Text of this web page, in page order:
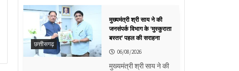
छत्तीसगढ़
मुख्यमंत्री श्री साय ने की
जनसंपर्क विभाग के ‘मुस्कुराता
बस्तर’ पहल की सराहना
06/08/2026
मुख्यमंत्री श्री साय ने की